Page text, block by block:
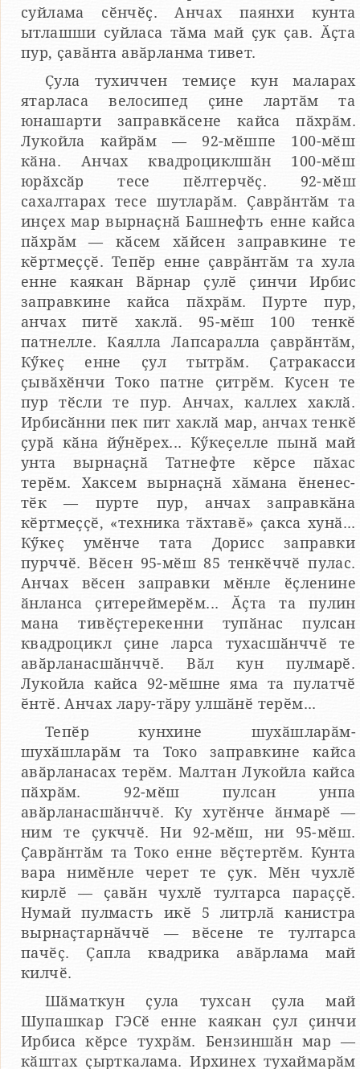
суйлама сӗнчӗҫ. Анчах паянхи кунта
ытлашши суйласа тӑма май ҫук ҫав. Ӑҫта
пур, ҫавӑнта авӑрланма тивет.
Ҫула тухиччен темиҫе кун маларах
ятарласа велосипед ҫине лартӑм та
юнашарти заправкӑсене кайса пӑхрӑм.
Лукойла кайрӑм — 92-мӗшпе 100-мӗш
кӑна. Анчах квадроциклшӑн 100-мӗш
юрӑхсӑр тесе пӗлтерчӗҫ. 92-мӗш
сахалтарах тесе шутларӑм. Ҫаврӑнтӑм та
инҫех мар вырнаҫнӑ Башнефть енне кайса
пӑхрӑм — кӑсем хӑйсен заправкине те
кӗртмеҫҫӗ. Тепӗр енне ҫаврӑнтӑм та хула
енне каякан Вӑрнар ҫулӗ ҫинчи Ирбис
заправкине кайса пӑхрӑм. Пурте пур,
анчах питӗ хаклӑ. 95-мӗш 100 тенкӗ
патнелле. Каялла Лапсаралла ҫаврӑнтӑм,
Кӳкеҫ енне ҫул тытрӑм. Ҫатракасси
ҫывӑхӗнчи Токо патне ҫитрӗм. Кусен те
пур тӗсли те пур. Анчах, каллех хаклӑ.
Ирбисӑнни пек пит хаклӑ мар, анчах тенкӗ
ҫурӑ кӑна йӳнӗрех... Кӳкеҫелле пынӑ май
унта вырнаҫнӑ Татнефте кӗрсе пӑхас
терӗм. Хаксем вырнаҫнӑ хӑмана ӗненес-
тӗк — пурте пур, анчах заправкӑна
кӗртмеҫҫӗ, «техника тӑхтавӗ» ҫакса хунӑ...
Кӳкеҫ умӗнче тата Дорисс заправки
пурччӗ. Вӗсен 95-мӗш 85 тенкӗччӗ пулас.
Анчах вӗсен заправки мӗнле ӗҫленине
ӑнланса ҫитереймерӗм... Ӑҫта та пулин
мана тивӗҫтерекенни тупӑнас пулсан
квадроцикл ҫине ларса тухасшӑнччӗ те
авӑрланасшӑнччӗ. Вӑл кун пулмарӗ.
Лукойла кайса 92-мӗшне яма та пулатчӗ
ӗнтӗ. Анчах лару-тӑру улшӑнӗ терӗм...
Тепӗр кунхине шухӑшларӑм-
шухӑшларӑм та Токо заправкине кайса
авӑрланасах терӗм. Малтан Лукойла кайса
пӑхрӑм. 92-мӗш пулсан унпа
авӑрланасшӑнччӗ. Ку хутӗнче ӑнмарӗ —
ним те ҫукччӗ. Ни 92-мӗш, ни 95-мӗш.
Ҫаврӑнтӑм та Токо енне вӗҫтертӗм. Кунта
вара нимӗнле черет те ҫук. Мӗн чухлӗ
кирлӗ — ҫавӑн чухлӗ тултарса параҫҫӗ.
Нумай пулмасть икӗ 5 литрлӑ канистра
вырнаҫтарнӑччӗ — вӗсене те тултарса
пачӗҫ. Ҫапла квадрика авӑрлама май
килчӗ.
Шӑматкун ҫула тухсан ҫула май
Шупашкар ГЭСӗ енне каякан ҫул ҫинчи
Ирбиса кӗрсе тухрӑм. Бензиншӑн мар —
кӑштах ҫырткалама. Ирхинех тухаймарӑм